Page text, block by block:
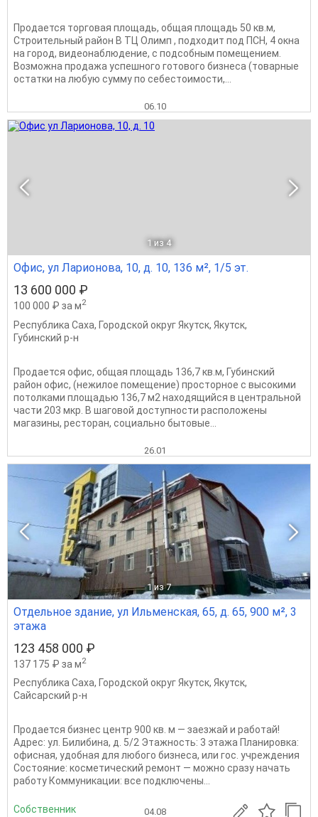
Продается торговая площадь, общая площадь 50 кв.м,
Строительный район В ТЦ Олимп , подходит под ПСН, 4 окна
на город, видеонаблюдение, с подсобным помещением.
Возможна продажа успешного готового бизнеса (товарные
остатки на любую сумму по себестоимости,...
06.10
1 из 4
Офис, ул Ларионова, 10, д. 10, 136 м², 1/5 эт.
13 600 000 ₽
100 000 ₽ за м2
Республика Саха, Городской округ Якутск, Якутск,
Губинский р-н
Продается офис, общая площадь 136,7 кв.м, Губинский
район офис, (нежилое помещение) просторное с высокими
потолками площадью 136,7 м2 находящийся в центральной
части 203 мкр. В шаговой доступности расположены
магазины, ресторан, социально бытовые...
26.01
1 из 7
Отдельное здание, ул Ильменская, 65, д. 65, 900 м², 3
этажа
123 458 000 ₽
137 175 ₽ за м2
Республика Саха, Городской округ Якутск, Якутск,
Сайсарский р-н
Продается бизнес центр 900 кв. м — заезжай и работай!
Адрес: ул. Билибина, д. 5/2 Этажность: 3 этажа Планировка:
офисная, удобная для любого бизнеса, или гос. учреждения
Состояние: косметический ремонт — можно сразу начать
работу Коммуникации: все подключены...
Собственник 04.08